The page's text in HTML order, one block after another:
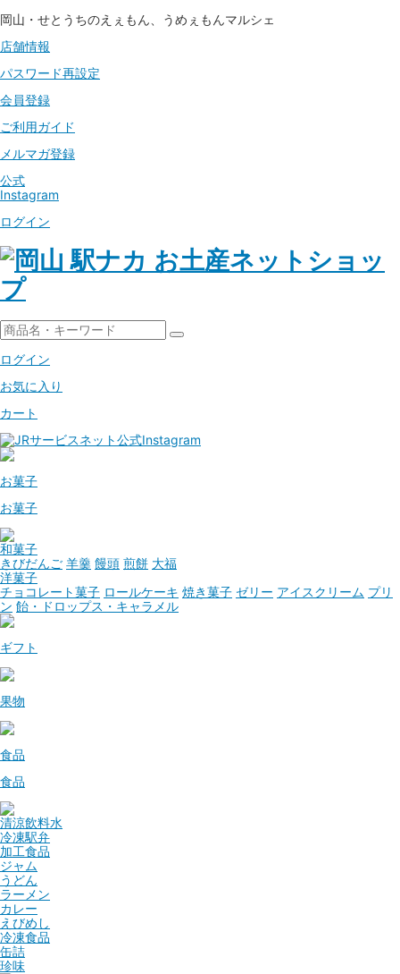
岡山・せとうちのえぇもん、うめぇもんマルシェ
店舗情報
パスワード再設定
会員登録
ご利用ガイド
メルマガ登録
公式
Instagram
ログイン
ログイン
お気に入り
カート
お菓子
お菓子
和菓子
きびだんご 羊羹 饅頭 煎餅 大福
洋菓子
チョコレート菓子 ロールケーキ 焼き菓子 ゼリー アイスクリーム プリ
ン 飴・ドロップス・キャラメル
ギフト
果物
食品
食品
清涼飲料水
冷凍駅弁
加工食品
ジャム
うどん
ラーメン
カレー
えびめし
冷凍食品
缶詰
珍味